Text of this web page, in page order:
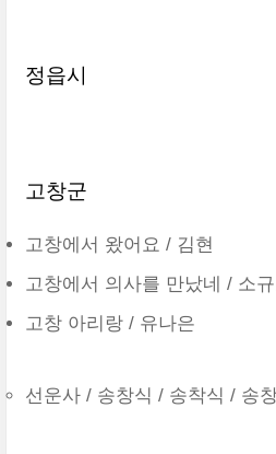
정읍시
고창군
고창에서 왔어요 / 김현
고창에서 의사를 만났네 / 소
고창 아리랑 / 유나은
선운사 / 송창식 / 송착식 / 송